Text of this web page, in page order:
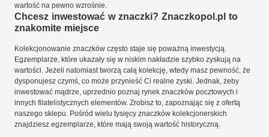
wartość na pewno wzrośnie.
Chcesz inwestować w znaczki? Znaczkopol.pl to
znakomite miejsce
Kolekcjonowanie znaczków często staje się poważną inwestycją.
Egzemplarze, które ukazały się w niskim nakładzie szybko zyskują na
wartości. Jeżeli natomiast tworzą całą kolekcję, wtedy masz pewność, że
dysponujesz czymś, co może przynieść Ci realne zyski. Jednak, żeby
inwestować mądrze, uprzednio poznaj rynek znaczków pocztowych i
innych filatelistycznych elementów. Zrobisz to, zapoznając się z ofertą
naszego sklepu. Pośród wielu tysięcy znaczków kolekcjonerskich
znajdziesz egzemplarze, które mają swoją wartość historyczną.